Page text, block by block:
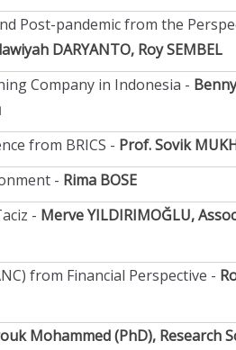
Post-pandemic from the
DARYANTO, Roy SEMBEL
Company in Indonesia -
from BRICS - Prof. Sovik
- Rima BOSE
- Merve YILDIRIMOĞLU,
from Financial Perspective -
Mohammed (PhD), Research